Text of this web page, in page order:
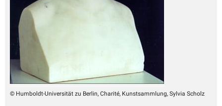
© Humboldt-Universität zu Berlin, Charité, Kunstsammlung, Sylvia Scholz